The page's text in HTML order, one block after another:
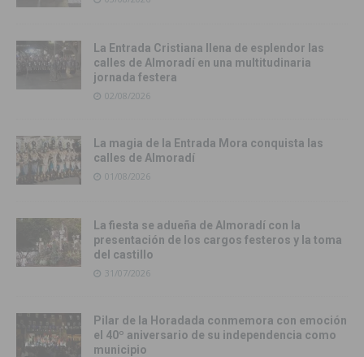
La Entrada Cristiana llena de esplendor las
calles de Almoradí en una multitudinaria
jornada festera
02/08/2026
La magia de la Entrada Mora conquista las
calles de Almoradí
01/08/2026
La fiesta se adueña de Almoradí con la
presentación de los cargos festeros y la toma
del castillo
31/07/2026
Pilar de la Horadada conmemora con emoción
el 40º aniversario de su independencia como
municipio